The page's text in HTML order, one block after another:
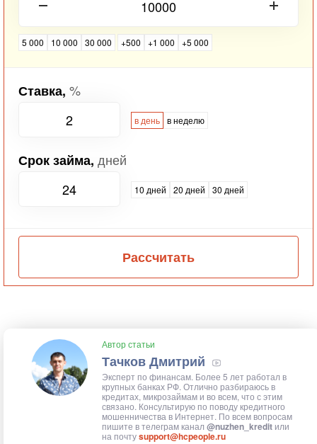
5 000 10 000 30 000 +500 +1 000 +5 000
Ставка, %
в день в неделю
Срок займа, дней
10 дней 20 дней 30 дней
Рассчитать
Автор статьи
Тачков Дмитрий
Эксперт по финансам. Более 5 лет работал в
крупных банках РФ. Отлично разбираюсь в
кредитах, микрозаймам и во всем, что с этим
связано. Консультирую по поводу кредитного
мошенничества в Интернет. По всем вопросам
пишите в телеграм канал @nuzhen_kredit или
на почтуsupport@hcpeople.ru